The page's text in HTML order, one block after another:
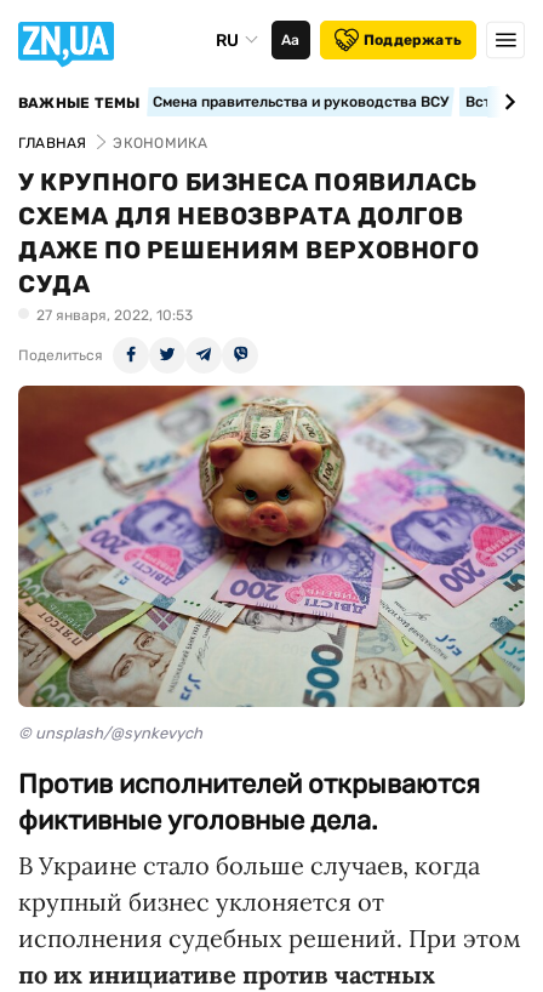
RU Аа Поддержать
ВАЖНЫЕ ТЕМЫ Смена правительства и руководства ВСУ
ГЛАВНАЯ ЭКОНОМИКА
У КРУПНОГО БИЗНЕСА ПОЯВИЛАСЬ
СХЕМА ДЛЯ НЕВОЗВРАТА ДОЛГОВ
ДАЖЕ ПО РЕШЕНИЯМ ВЕРХОВНОГО
СУДА
27 января, 2022, 10:53
Поделиться
© unsplash/@synkevych
Против исполнителей открываются
фиктивные уголовные дела.
В Украине стало больше случаев, когда
крупный бизнес уклоняется от
исполнения судебных решений. При этом
по их инициативе против частных